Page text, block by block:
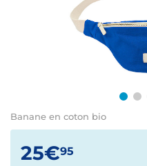
Banane en coton bio
25€95